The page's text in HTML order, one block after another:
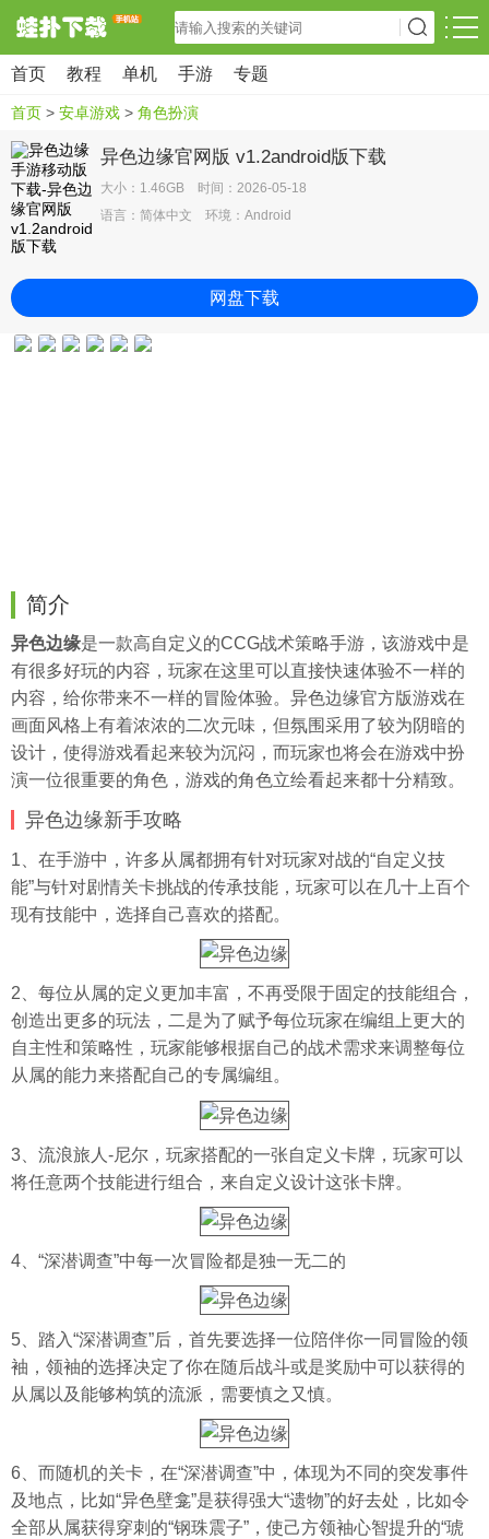
首页 教程 单机 手游 专题
首页 > 安卓游戏 > 角色扮演
异色边缘官网版 v1.2android版下载
大小：1.46GB 时间：2026-05-18
语言：简体中文 环境：Android
网盘下载
简介
异色边缘是一款高自定义的CCG战术策略手游，该游戏中是
有很多好玩的内容，玩家在这里可以直接快速体验不一样的
内容，给你带来不一样的冒险体验。异色边缘官方版游戏在
画面风格上有着浓浓的二次元味，但氛围采用了较为阴暗的
设计，使得游戏看起来较为沉闷，而玩家也将会在游戏中扮
演一位很重要的角色，游戏的角色立绘看起来都十分精致。
异色边缘新手攻略
1、在手游中，许多从属都拥有针对玩家对战的“自定义技
能”与针对剧情关卡挑战的传承技能，玩家可以在几十上百个
现有技能中，选择自己喜欢的搭配。
2、每位从属的定义更加丰富，不再受限于固定的技能组合，
创造出更多的玩法，二是为了赋予每位玩家在编组上更大的
自主性和策略性，玩家能够根据自己的战术需求来调整每位
从属的能力来搭配自己的专属编组。
3、流浪旅人-尼尔，玩家搭配的一张自定义卡牌，玩家可以
将任意两个技能进行组合，来自定义设计这张卡牌。
4、“深潜调查”中每一次冒险都是独一无二的
5、踏入“深潜调查”后，首先要选择一位陪伴你一同冒险的领
袖，领袖的选择决定了你在随后战斗或是奖励中可以获得的
从属以及能够构筑的流派，需要慎之又慎。
6、而随机的关卡，在“深潜调查”中，体现为不同的突发事件
及地点，比如“异色壁龛”是获得强大“遗物”的好去处，比如令
全部从属获得穿刺的“钢珠震子”，使己方领袖心智提升的“琥